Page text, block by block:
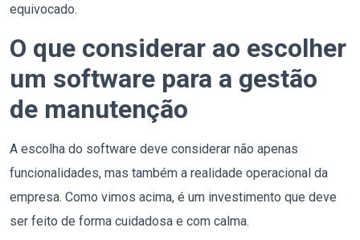
equivocado.
O que considerar ao escolher
um software para a gestão
de manutenção
A escolha do software deve considerar não apenas
funcionalidades, mas também a realidade operacional da
empresa. Como vimos acima, é um investimento que deve
ser feito de forma cuidadosa e com calma.